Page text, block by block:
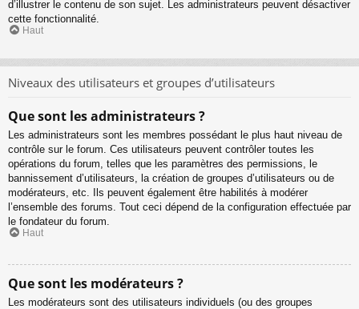
d’illustrer le contenu de son sujet. Les administrateurs peuvent désactiver
cette fonctionnalité.
Haut
Niveaux des utilisateurs et groupes d’utilisateurs
Que sont les administrateurs ?
Les administrateurs sont les membres possédant le plus haut niveau de
contrôle sur le forum. Ces utilisateurs peuvent contrôler toutes les
opérations du forum, telles que les paramètres des permissions, le
bannissement d’utilisateurs, la création de groupes d’utilisateurs ou de
modérateurs, etc. Ils peuvent également être habilités à modérer
l’ensemble des forums. Tout ceci dépend de la configuration effectuée par
le fondateur du forum.
Haut
Que sont les modérateurs ?
Les modérateurs sont des utilisateurs individuels (ou des groupes